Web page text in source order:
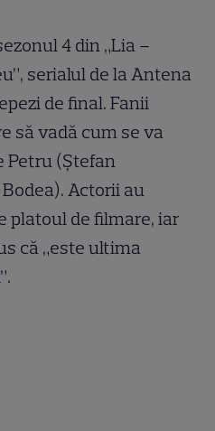
4 din „Lia –
serialul de la Antena
de final. Fanii
să vadă cum se va
Petru (Ștefan
Actorii au
platoul de filmare, iar
că „este ultima